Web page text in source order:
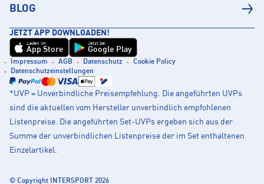
BLOG
JETZT APP DOWNLOADEN!
Laden im
App Store
Jetzt bei
Google Play
Impressum AGB Datenschutz
Cookie Policy
Datenschutzeinstellungen
*UVP = Unverbindliche Preisempfehlung. Die angeführten UVPs
sind die aktuellen vom Hersteller unverbindlich empfohlenen
Listenpreise. Die angeführten Set-UVPs ergeben sich aus der
Summe der unverbindlichen Listenpreise der im Set enthaltenen
Einzelartikel.
© Copyright INTERSPORT 2026